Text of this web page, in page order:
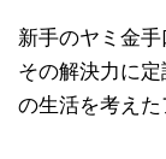
新手のヤミ金
その解決力に
の生活を考えた